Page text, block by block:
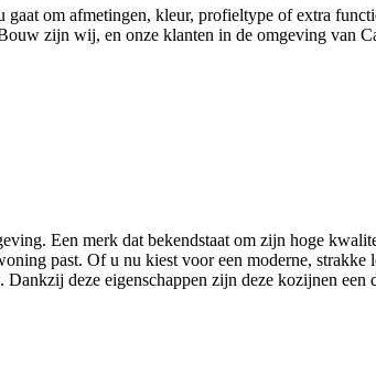
om afmetingen, kleur, profieltype of extra
zijn wij, en onze klanten in de omgeving van
Een merk dat bekendstaat om zijn hoge
past. Of u nu kiest voor een moderne,
deze eigenschappen zijn deze kozijnen